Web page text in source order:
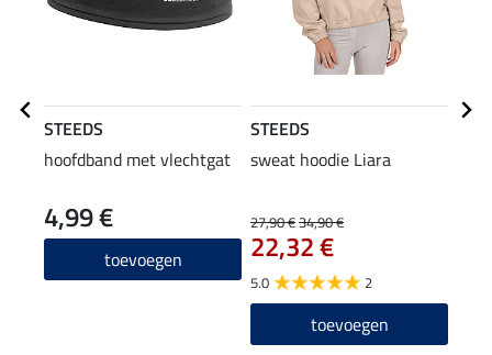
STEEDS
hoofdband met vlechtgat
4,99 €
toevoegen
STEEDS
sweat hoodie Liara
27,90 €34,90 €
22,32 €
5.0 2
toevoegen